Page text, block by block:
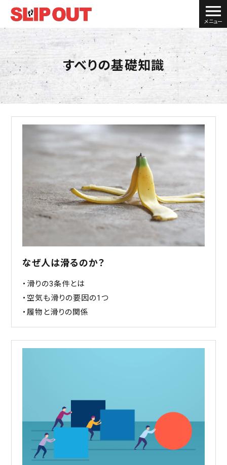
メニュー
すべりの基礎知識
なぜ人は滑るのか？
・滑りの3条件とは
・空気も滑りの要因の1つ
・履物と滑りの関係